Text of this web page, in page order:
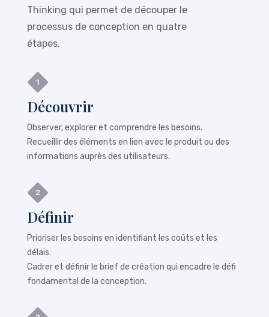
Thinking qui permet de découper le
processus de conception en quatre
étapes.
Découvrir
Observer, explorer et comprendre les besoins.
Recueillir des éléments en lien avec le produit ou des
informations auprès des utilisateurs.
Définir
Prioriser les besoins en identifiant les coûts et les
délais.
Cadrer et définir le brief de création qui encadre le défi
fondamental de la conception.